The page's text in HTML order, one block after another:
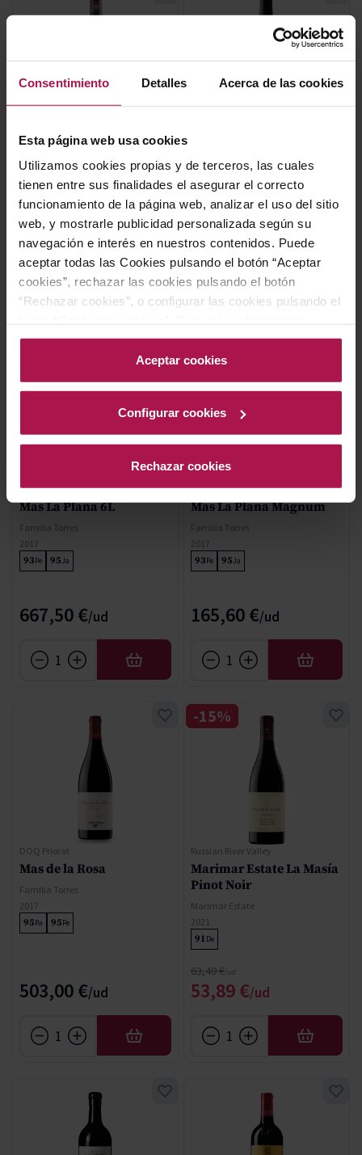
Consentimiento Detalles Acerca de las cookies
Esta página web usa cookies
Utilizamos cookies propias y de terceros, las cuales
tienen entre sus finalidades el asegurar el correcto
funcionamiento de la página web, analizar el uso del sitio
web, y mostrarle publicidad personalizada según su
navegación e interés en nuestros contenidos. Puede
aceptar todas las Cookies pulsando el botón “Aceptar
cookies”, rechazar las cookies pulsando el botón
“Rechazar cookies”, o configurar las cookies pulsando el
acceda a nuestra Política de Cookies.Para más
información acceda a nuestraPolítica de Cookies
Aceptar cookies
Configurar cookies
Rechazar cookies
Pavillon Rouge Du
Château Margaux
Château Margaux
2019
335,00 €
AÑADIR
Medrano los Sotillos
Bodegas Medrano Irazu
2021
92
37,50 €
AÑADIR
DO Penedès
Mas La Plana 6L
Familia Torres
2017
93Pe 95Ja
667,50 €
AÑADIR
DO Penedès
Mas La Plana Magnum
Familia Torres
2017
93Pe 95Ja
165,60 €
AÑADIR
DOQ Priorat
Mas de la Rosa
Familia Torres
2017
95Pa 95Pe
503,00 €
AÑADIR
Russian River Valley
Marimar Estate La Masía
Pinot Noir
Marimar Estate
2021
91De
Precio especial
53,89 €
Precio normal
63,40 €
-15%
AÑADIR